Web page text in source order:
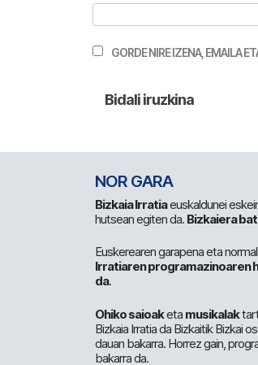
GORDE NIRE IZENA, EMAILA
NOR GARA
Bizkaia Irratiaeuskaldunei
hutsean egiten da. Bizkaiera
Euskerearen garapena eta
Irratiaren programazinoaren
da.
Ohiko saioaketa musikalak
Bizkaia Irratia da Bizkaitik Bizkai
dauan bakarra. Horrez gain,
bakarra da.